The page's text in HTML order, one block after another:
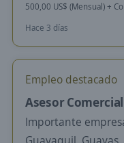
500,00 US$ (Mensual) +
Hace 3 días
Empleo destacado
Asesor Comercial
Importante